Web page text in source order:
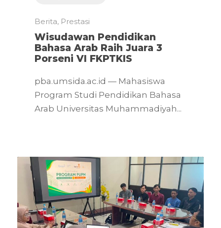
Berita, Prestasi
Wisudawan Pendidikan
Bahasa Arab Raih Juara 3
Porseni VI FKPTKIS
pba.umsida.ac.id — Mahasiswa
Program Studi Pendidikan Bahasa
Arab Universitas Muhammadiyah...